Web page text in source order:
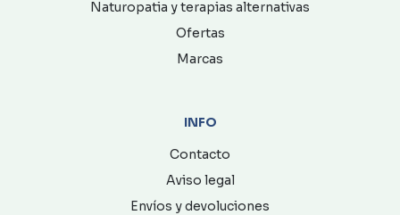
Naturopatia y terapias alternativas
Ofertas
Marcas
INFO
Contacto
Aviso legal
Envíos y devoluciones